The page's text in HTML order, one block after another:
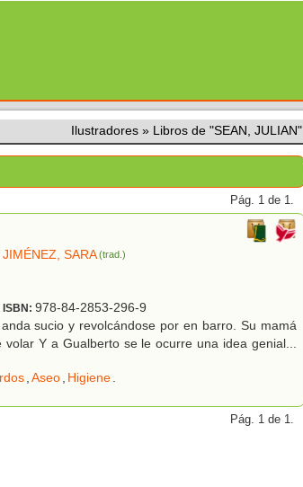
Ilustradores » Libros de "SEAN, JULIAN"
Pág. 1 de 1.
SARA(trad.)
ISBN: 978-84-2853-296-9
sucio y revolcándose por en barro. Su mamá
Y a Gualberto se le ocurre una idea genial...
,Aseo, Higiene.
Pág. 1 de 1.